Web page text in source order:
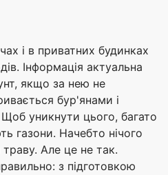
і в приватних будинках
Інформація актуальна
якщо за нею не
бур'янами і
уникнути цього, багато
газони. Начебто нічого
траву. Але це не так.
з підготовкою